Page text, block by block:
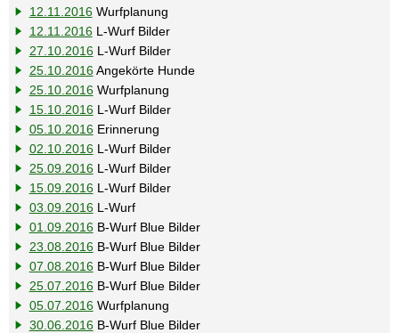
12.11.2016 Wurfplanung
12.11.2016 L-Wurf Bilder
27.10.2016 L-Wurf Bilder
25.10.2016 Angekörte Hunde
25.10.2016 Wurfplanung
15.10.2016 L-Wurf Bilder
05.10.2016 Erinnerung
02.10.2016 L-Wurf Bilder
25.09.2016 L-Wurf Bilder
15.09.2016 L-Wurf Bilder
03.09.2016 L-Wurf
01.09.2016 B-Wurf Blue Bilder
23.08.2016 B-Wurf Blue Bilder
07.08.2016 B-Wurf Blue Bilder
25.07.2016 B-Wurf Blue Bilder
05.07.2016 Wurfplanung
30.06.2016 B-Wurf Blue Bilder